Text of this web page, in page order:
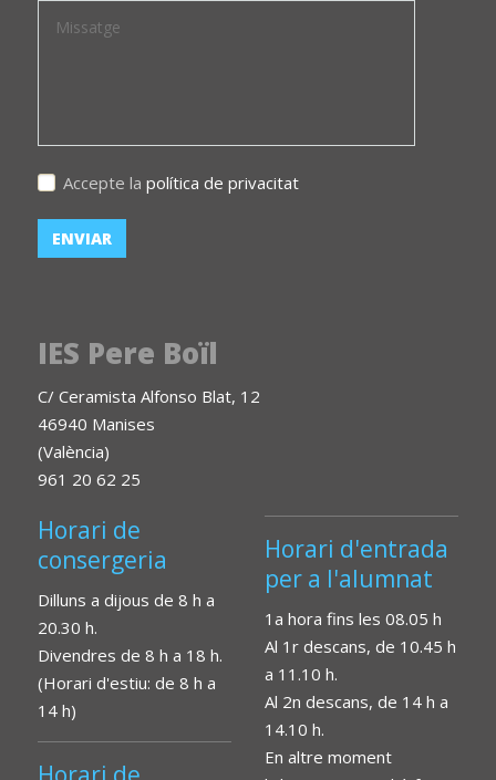
Accepte la política de privacitat
IES Pere Boïl
C/ Ceramista Alfonso Blat, 12
46940 Manises
(València)
961 20 62 25
Horari de
consergeria
Dilluns a dijous de 8 h a
20.30 h.
Divendres de 8 h a 18 h.
(Horari d'estiu: de 8 h a
14 h)
Horari d'entrada
per a l'alumnat
1a hora fins les 08.05 h
Al 1r descans, de 10.45 h
a 11.10 h.
Al 2n descans, de 14 h a
14.10 h.
En altre moment